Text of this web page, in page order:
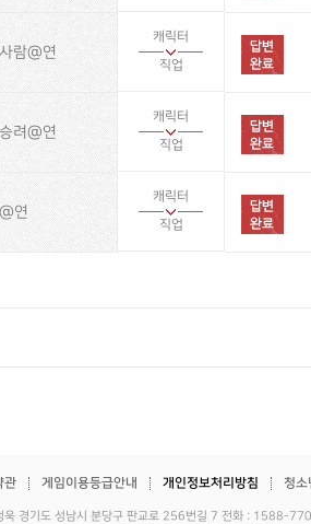
람@연
캐릭터
직업
려@연
캐릭터
직업
연
캐릭터
직업
관 게임이용등급안내 개인정보처리방침 청소
정욱 경기도 성남시 분당구 판교로 256번길 7 전화 :